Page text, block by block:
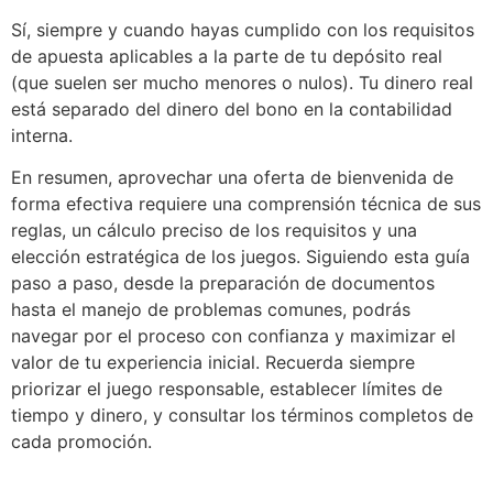
Sí, siempre y cuando hayas cumplido con los requisitos
de apuesta aplicables a la parte de tu depósito real
(que suelen ser mucho menores o nulos). Tu dinero real
está separado del dinero del bono en la contabilidad
interna.
En resumen, aprovechar una oferta de bienvenida de
forma efectiva requiere una comprensión técnica de sus
reglas, un cálculo preciso de los requisitos y una
elección estratégica de los juegos. Siguiendo esta guía
paso a paso, desde la preparación de documentos
hasta el manejo de problemas comunes, podrás
navegar por el proceso con confianza y maximizar el
valor de tu experiencia inicial. Recuerda siempre
priorizar el juego responsable, establecer límites de
tiempo y dinero, y consultar los términos completos de
cada promoción.